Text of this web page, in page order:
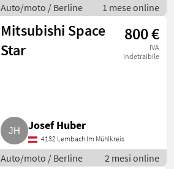
Auto/moto / Berline 1 mese online
Mitsubishi Space
Star
800 €
IVA
indetraibile
Josef Huber
4132 Lembach Im Mühlkreis
Auto/moto / Berline 2 mesi online